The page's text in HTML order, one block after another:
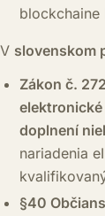
blockchaine
V slovenskom
Zákon č.
doplnení
nariadenia
§40